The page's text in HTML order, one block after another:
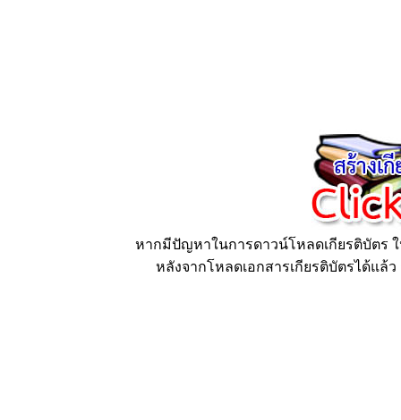
หากมีปัญหาในการดาวน์โหลดเกียรติบัตร
หลังจากโหลดเอกสารเกียรติบัตรได้แล้